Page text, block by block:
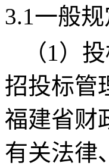
3.1一般规
（1）
招投标管
福建省财
有关法律